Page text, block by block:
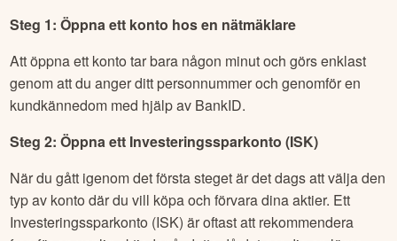
Steg 1: Öppna ett konto hos en nätmäklare
Att öppna ett konto tar bara någon minut och görs enklast
genom att du anger ditt personnummer och genomför en
kundkännedom med hjälp av BankID.
Steg 2: Öppna ett Investeringssparkonto (ISK)
När du gått igenom det första steget är det dags att välja den
typ av konto där du vill köpa och förvara dina aktier. Ett
Investeringssparkonto (ISK) är oftast att rekommendera